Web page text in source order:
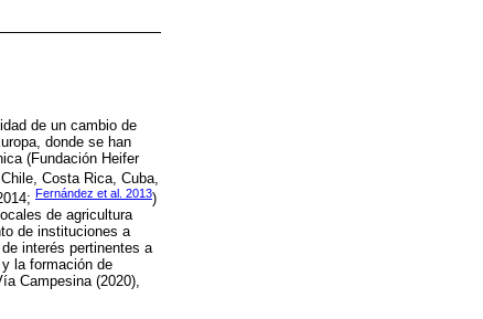
de un cambio de
donde se han
(Fundación Heifer
Costa Rica, Cuba,
Fernández et al. 2013)
de agricultura
de instituciones a
interés pertinentes a
la formación de
Campesina (2020),